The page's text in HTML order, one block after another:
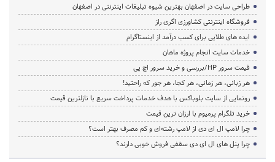
طراحی سایت در اصفهان بهترین شیوه تبلیغات اینترنتی در اصفهان
فروشگاه اینترنتی کشاورزی اگری راز
ایده های طلایی برای کسب درآمد از اینستاگرام
خدمات سایت انجام پروژه ماهان
قیمت سرور HP/بررسی و خرید سرور اچ پی
هر زبانی، هر زمانی، هر کجا، هر جور که راحتید!
رونمایی از سایت بلوباکس با هدف خدمات پرداخت سریع با نازلترین قیمت
خرید تلگرام پرمیوم با ارزان ترین قیمت
چرا لامپ ال ای دی از لامپ رشته‌ای و کم مصرف بهتر است؟
چرا پنل های ال ای دی سقفی فروش خوبی دارند؟